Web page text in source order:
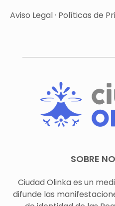
Aviso Legal· Políticas de
SOBRE
Ciudad Olinka es un
difunde las